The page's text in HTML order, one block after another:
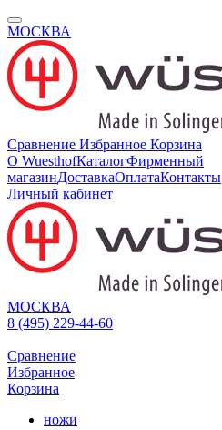
МОСКВА
Сравнение Избранное Корзина
О WuesthofКаталогФирменный
магазинДоставкаОплатаКонтакты
Личный кабинет
МОСКВА
8 (495) 229-44-60
Сравнение
Избранное
Корзина
ножи